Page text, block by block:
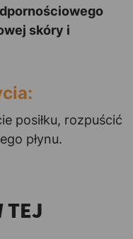
skóry i
posiłku, rozpuścić
płynu.
TEJ